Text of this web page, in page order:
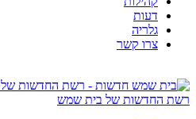
דעות
גלריה
צרו קשר
רשת החדשות של בית שמש